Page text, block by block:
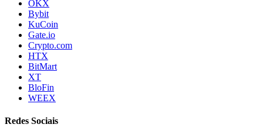
OKX
Bybit
KuCoin
Gate.io
Crypto.com
HTX
BitMart
XT
BloFin
WEEX
Redes Sociais